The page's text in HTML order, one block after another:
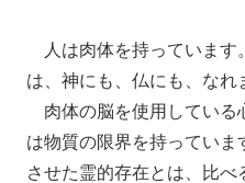
人は肉体を持っています
は、神にも、仏にも、なれ
肉体の脳を使用している
は物質の限界を持ってい
させた霊的存在とは、比べ